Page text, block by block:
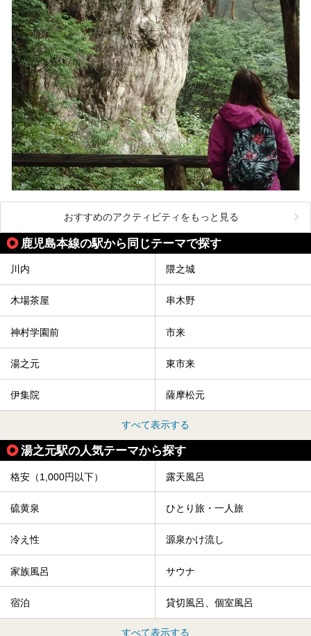
おすすめのアクティビティをもっと見る
鹿児島本線の駅から同じテーマで探す
川内 隈之城
木場茶屋 串木野
神村学園前 市来
湯之元 東市来
伊集院 薩摩松元
すべて表示する
湯之元駅の人気テーマから探す
格安（1,000円以下） 露天風呂
硫黄泉 ひとり旅・一人旅
冷え性 源泉かけ流し
家族風呂 サウナ
宿泊 貸切風呂、個室風呂
すべて表示する